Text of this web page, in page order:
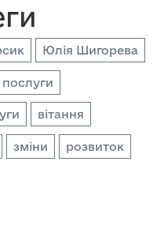
Юлія Шигорева
послуги
вітання
зміни розвиток